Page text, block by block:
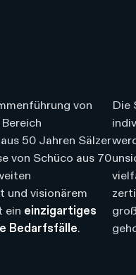
von
50 Jahren Sälzer
von Schüco aus 70
und visionärem
ein einzigartiges
Bedarfsfälle.
Die